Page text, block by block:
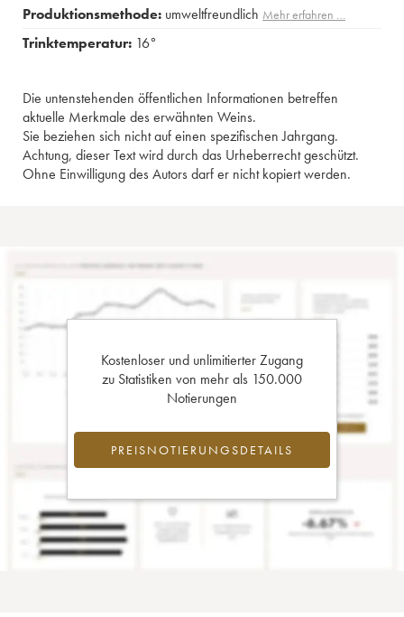
Produktionsmethode: umweltfreundlich Mehr erfahren …
Trinktemperatur: 16°
Die untenstehenden öffentlichen Informationen betreffen
aktuelle Merkmale des erwähnten Weins.
Sie beziehen sich nicht auf einen spezifischen Jahrgang.
Achtung, dieser Text wird durch das Urheberrecht geschützt.
Ohne Einwilligung des Autors darf er nicht kopiert werden.
Kostenloser und unlimitierter Zugang
zu Statistiken von mehr als 150.000
Notierungen
PREISNOTIERUNGSDETAILS